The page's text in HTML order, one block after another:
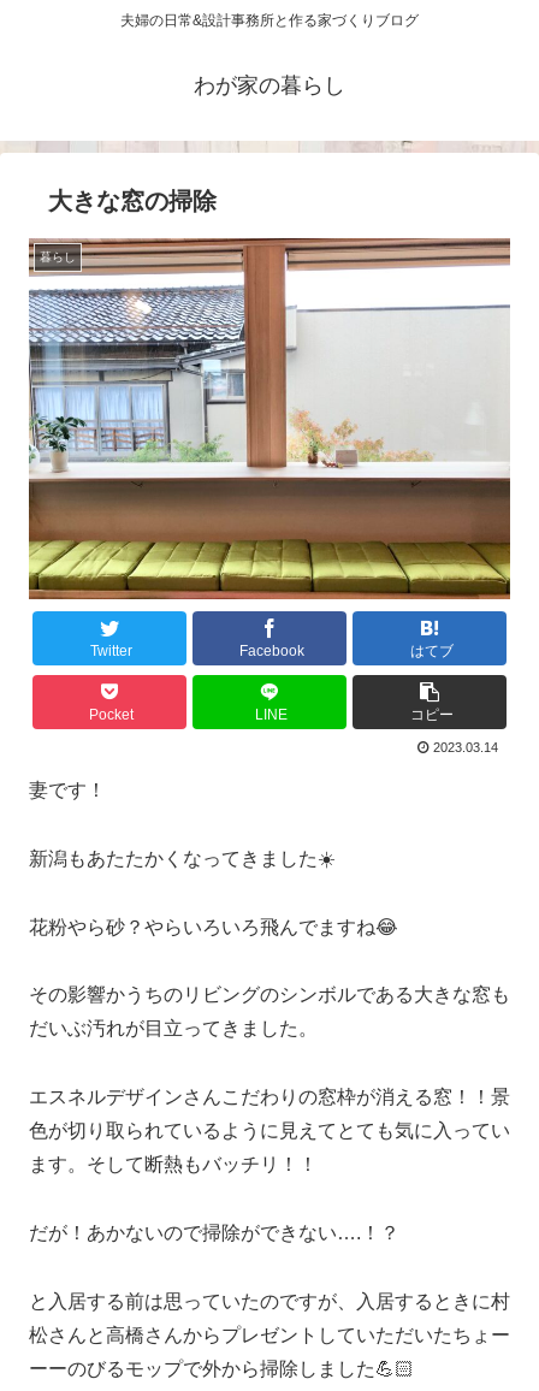
夫婦の日常&設計事務所と作る家づくりブログ
わが家の暮らし
大きな窓の掃除
暮らし
Twitter Facebook はてブ
Pocket LINE コピー
2023.03.14
妻です！
新潟もあたたかくなってきました☀️
花粉やら砂？やらいろいろ飛んでますね😂
その影響かうちのリビングのシンボルである大きな窓も
だいぶ汚れが目立ってきました。
エスネルデザインさんこだわりの窓枠が消える窓！！景
色が切り取られているように見えてとても気に入ってい
ます。そして断熱もバッチリ！！
だが！あかないので掃除ができない….！？
と入居する前は思っていたのですが、入居するときに村
松さんと高橋さんからプレゼントしていただいたちょー
ーーのびるモップで外から掃除しました💪🏻